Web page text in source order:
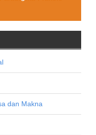
dan Makna